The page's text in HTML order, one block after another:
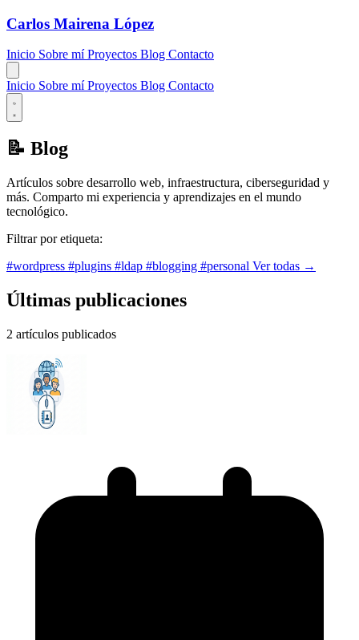
Carlos Mairena López
Inicio Sobre míProyectos Blog Contacto
Inicio Sobre míProyectos Blog Contacto
📝 Blog
Artículos sobre desarrollo web, infraestructura, ciberseguridad y
más. Comparto mi experiencia y aprendizajes en el mundo
tecnológico.
Filtrar por etiqueta:
#wordpress #plugins #ldap #blogging #personal Ver todas →
Últimas publicaciones
2 artículos publicados